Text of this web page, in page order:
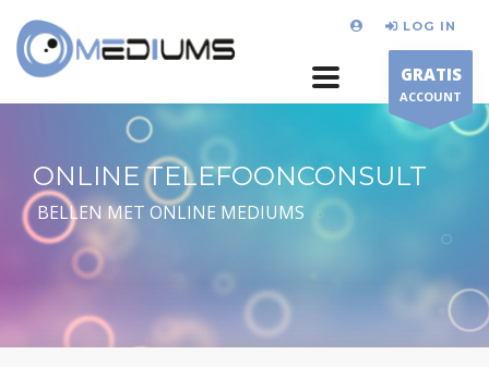
LOG IN
GRATIS
ACCOUNT
ONLINE TELEFOONCONSULT
BELLEN MET ONLINE MEDIUMS